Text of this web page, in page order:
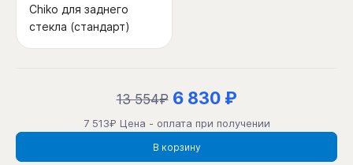
Chiko для заднего
стекла (стандарт)
13 554₽ 6 830 ₽
7 513₽ Цена - оплата при получении
В корзину